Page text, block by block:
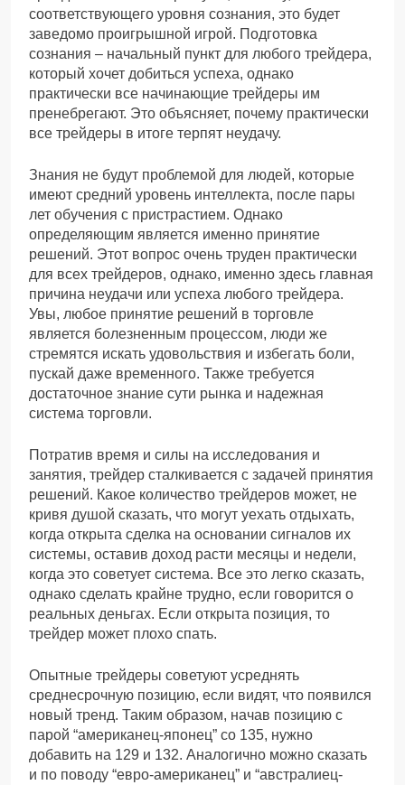
соответствующего уровня сознания, это будет
заведомо проигрышной игрой. Подготовка
сознания – начальный пункт для любого трейдера,
который хочет добиться успеха, однако
практически все начинающие трейдеры им
пренебрегают. Это объясняет, почему практически
все трейдеры в итоге терпят неудачу.
Знания не будут проблемой для людей, которые
имеют средний уровень интеллекта, после пары
лет обучения с пристрастием. Однако
определяющим является именно принятие
решений. Этот вопрос очень труден практически
для всех трейдеров, однако, именно здесь главная
причина неудачи или успеха любого трейдера.
Увы, любое принятие решений в торговле
является болезненным процессом, люди же
стремятся искать удовольствия и избегать боли,
пускай даже временного. Также требуется
достаточное знание сути рынка и надежная
система торговли.
Потратив время и силы на исследования и
занятия, трейдер сталкивается с задачей принятия
решений. Какое количество трейдеров может, не
кривя душой сказать, что могут уехать отдыхать,
когда открыта сделка на основании сигналов их
системы, оставив доход расти месяцы и недели,
когда это советует система. Все это легко сказать,
однако сделать крайне трудно, если говорится о
реальных деньгах. Если открыта позиция, то
трейдер может плохо спать.
Опытные трейдеры советуют усреднять
среднесрочную позицию, если видят, что появился
новый тренд. Таким образом, начав позицию с
парой “американец-японец” со 135, нужно
добавить на 129 и 132. Аналогично можно сказать
и по поводу “евро-американец” и “австралиец-